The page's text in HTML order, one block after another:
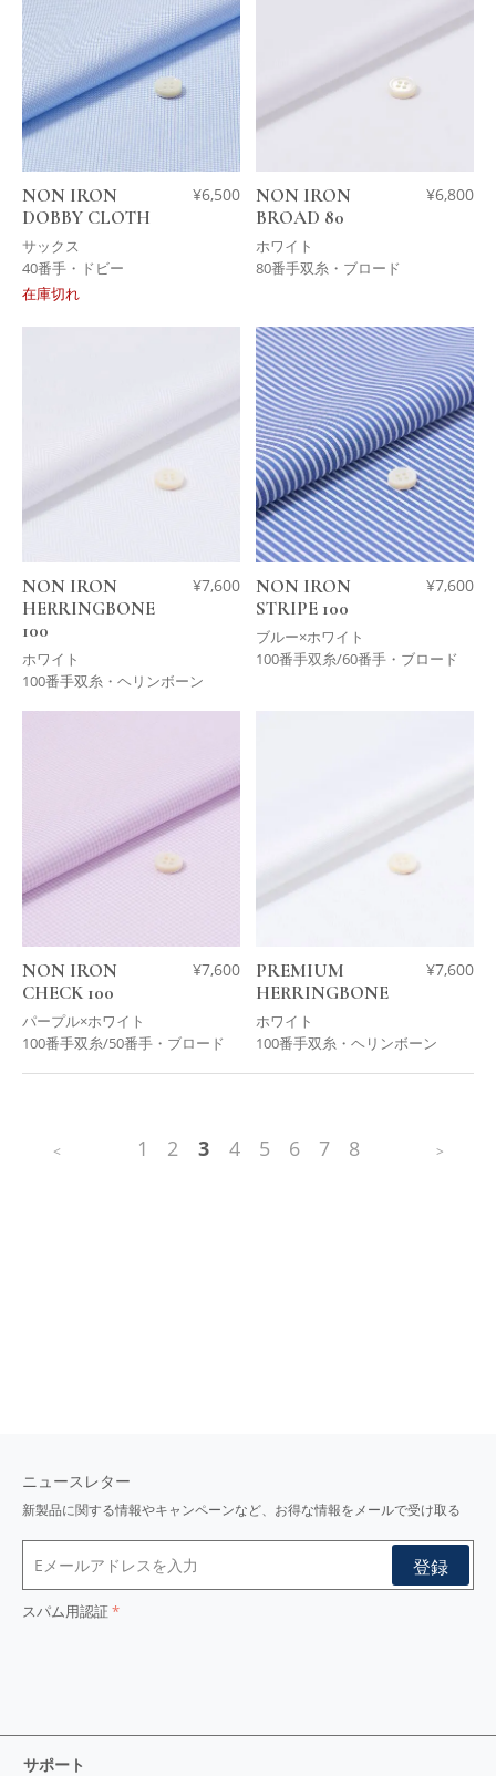
NON IRON
DOBBY CLOTH
サックス
¥6,500
40番手・ドビー
在庫切れ
NON IRON
BROAD 80
ホワイト
¥6,800
80番手双糸・ブロード
NON IRON
HERRINGBONE
100
ホワイト
¥7,600
100番手双糸・ヘリンボーン
NON IRON
STRIPE 100
ブルー×ホワイト
¥7,600
100番手双糸/60番手・ブロード
NON IRON
CHECK 100
パープル×ホワイト
¥7,600
100番手双糸/50番手・ブロード
PREMIUM
HERRINGBONE
ホワイト
¥7,600
100番手双糸・ヘリンボーン
< 1 2 3 4 5 6 7 8 >
ニュースレター
新製品に関する情報やキャンペーンなど、お得な情報をメールで受け取る
スパム用認証
サポート